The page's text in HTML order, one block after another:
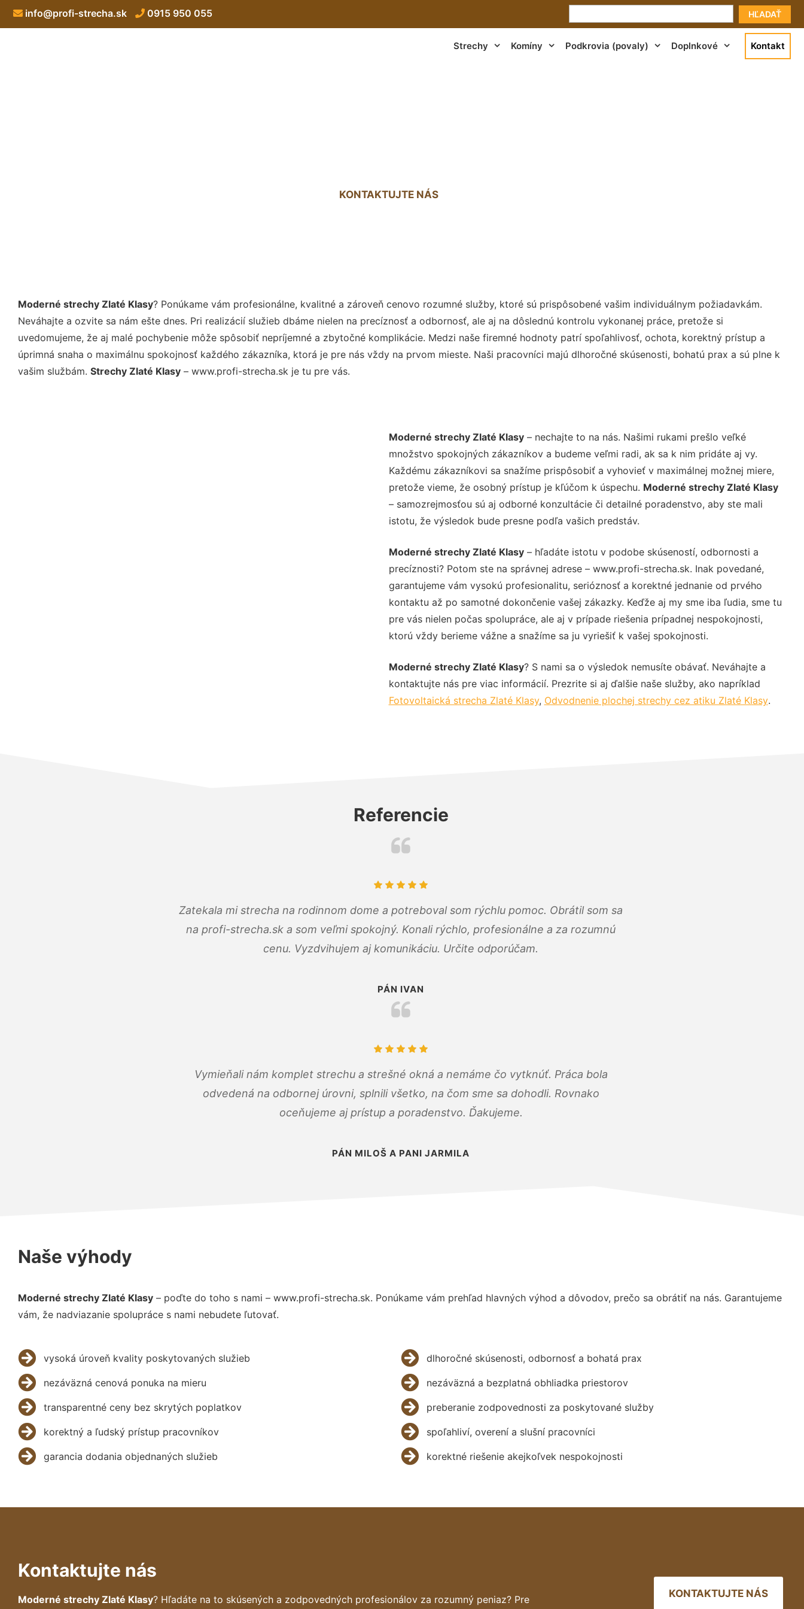
HĽADAŤ
info@profi-strecha.sk 0915 950 055
Strechy Komíny Podkrovia (povaly) Doplnkové Kontakt
KONTAKTUJTE NÁS
Moderné strechy Zlaté Klasy? Ponúkame vám profesionálne, kvalitné a zároveň cenovo rozumné služby, ktoré sú prispôsobené vašim individuálnym požiadavkám.
Neváhajte a ozvite sa nám ešte dnes. Pri realizácií služieb dbáme nielen na precíznosť a odbornosť, ale aj na dôslednú kontrolu vykonanej práce, pretože si
uvedomujeme, že aj malé pochybenie môže spôsobiť nepríjemné a zbytočné komplikácie. Medzi naše firemné hodnoty patrí spoľahlivosť, ochota, korektný prístup a
úprimná snaha o maximálnu spokojnosť každého zákazníka, ktorá je pre nás vždy na prvom mieste. Naši pracovníci majú dlhoročné skúsenosti, bohatú prax a sú plne k
vašim službám. Strechy Zlaté Klasy – www.profi-strecha.sk je tu pre vás.
Moderné strechy Zlaté Klasy– nechajte to na nás. Našimi rukami prešlo veľké
množstvo spokojných zákazníkov a budeme veľmi radi, ak sa k nim pridáte aj vy.
Každému zákazníkovi sa snažíme prispôsobiť a vyhovieť v maximálnej možnej miere,
pretože vieme, že osobný prístup je kľúčom k úspechu. Moderné strechy Zlaté Klasy
– samozrejmosťou sú aj odborné konzultácie či detailné poradenstvo, aby ste mali
istotu, že výsledok bude presne podľa vašich predstáv.
Moderné strechy Zlaté Klasy– hľadáte istotu v podobe skúseností, odbornosti a
precíznosti? Potom ste na správnej adrese – www.profi-strecha.sk. Inak povedané,
garantujeme vám vysokú profesionalitu, serióznosť a korektné jednanie od prvého
kontaktu až po samotné dokončenie vašej zákazky. Keďže aj my sme iba ľudia, sme tu
pre vás nielen počas spolupráce, ale aj v prípade riešenia prípadnej nespokojnosti,
ktorú vždy berieme vážne a snažíme sa ju vyriešiť k vašej spokojnosti.
Moderné strechy Zlaté Klasy? S nami sa o výsledok nemusíte obávať. Neváhajte a
kontaktujte nás pre viac informácií. Prezrite si aj ďalšie naše služby, ako napríklad
Fotovoltaická strecha Zlaté Klasy, Odvodnenie plochej strechy cez atiku Zlaté Klasy.
Referencie
Zatekala mi strecha na rodinnom dome a potreboval som rýchlu pomoc. Obrátil som sa
na profi-strecha.sk a som veľmi spokojný. Konali rýchlo, profesionálne a za rozumnú
cenu. Vyzdvihujem aj komunikáciu. Určite odporúčam.
PÁN IVAN
Vymieňali nám komplet strechu a strešné okná a nemáme čo vytknúť. Práca bola
odvedená na odbornej úrovni, splnili všetko, na čom sme sa dohodli. Rovnako
oceňujeme aj prístup a poradenstvo. Ďakujeme.
PÁN MILOŠ A PANI JARMILA
Naše výhody
Moderné strechy Zlaté Klasy – poďte do toho s nami – www.profi-strecha.sk. Ponúkame vám prehľad hlavných výhod a dôvodov, prečo sa obrátiť na nás. Garantujeme
vám, že nadviazanie spolupráce s nami nebudete ľutovať.
vysoká úroveň kvality poskytovaných služieb
nezáväzná cenová ponuka na mieru
transparentné ceny bez skrytých poplatkov
korektný a ľudský prístup pracovníkov
garancia dodania objednaných služieb
dlhoročné skúsenosti, odbornosť a bohatá prax
nezáväzná a bezplatná obhliadka priestorov
preberanie zodpovednosti za poskytované služby
spoľahliví, overení a slušní pracovníci
korektné riešenie akejkoľvek nespokojnosti
Kontaktujte nás
Moderné strechy Zlaté Klasy? Hľadáte na to skúsených a zodpovedných profesionálov za rozumný peniaz? Pre KONTAKTUJTE NÁS